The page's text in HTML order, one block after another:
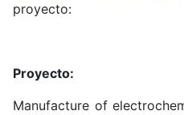
proyecto:
Proyecto:
Manufacture of